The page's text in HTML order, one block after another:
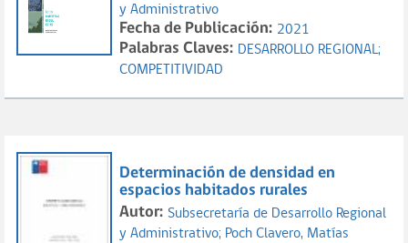
y Administrativo
Fecha de Publicación: 2021
Palabras Claves: DESARROLLO REGIONAL;
COMPETITIVIDAD
Determinación de densidad en
espacios habitados rurales
Autor: Subsecretaría de Desarrollo Regional
y Administrativo; Poch Clavero, Matías